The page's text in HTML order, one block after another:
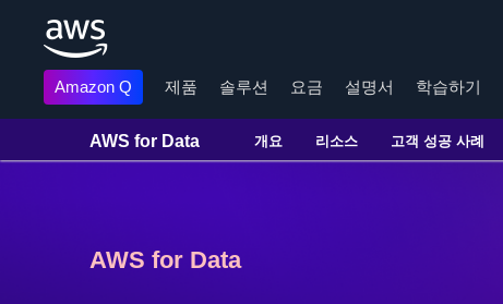
Amazon Q 제품 솔루션 요금 설명서 학습하기
AWS for Data 개요 리소스 고객 성공 사례
AWS for Data